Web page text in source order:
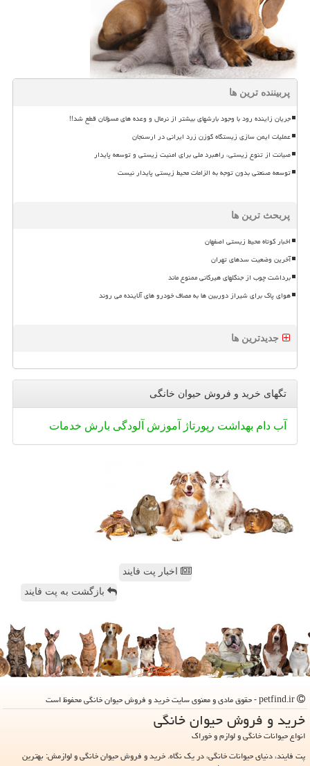
پربیننده ترین ها
جریان زاینده رود با وجود بارشهای بیشتر از نرمال و وعده های مسؤلان قطع شد!!
عملیات ایمن سازی زیستگاه گوزن زرد ایرانی در ارسنجان
صیانت از تنوع زیستی، راهبرد ملی برای امنیت زیستی و توسعه پایدار
توسعه صنعتی بدون توجه به الزامات محیط زیستی پایدار نیست
پربحث ترین ها
اخبار کوتاه محیط زیستی اصفهان
آخرین وضعیت سدهای تهران
برداشت چوب از جنگلهای هیرکانی ممنوع ماند
هوای پاک برای شیراز دوربین ها به مصاف خودرو های آلاینده می روند
جدیدترین ها
تگهای خرید و فروش حیوان خانگی
آب دام بهداشت رپورتاژ آموزش آلودگی بارش خدمات
اخبار پت فایند
بازگشت به پت فایند
خرید و فروش حیوان خانگی
انواع حیوانات خانگی و لوازم و خوراک
پت فایند، دنیای حیوانات خانگی، در یک نگاه. خرید و فروش حیوان خانگی و لوازمش: بهترین